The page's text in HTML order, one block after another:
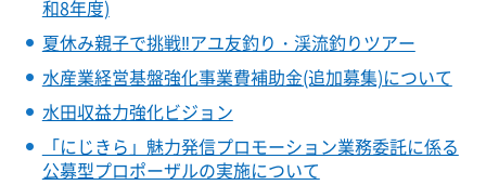
和8年度)
夏休み親子で挑戦‼アユ友釣り・渓流釣りツアー
水産業経営基盤強化事業費補助金(追加募集)について
水田収益力強化ビジョン
「にじきら」魅力発信プロモーション業務委託に係る
公募型プロポーザルの実施について